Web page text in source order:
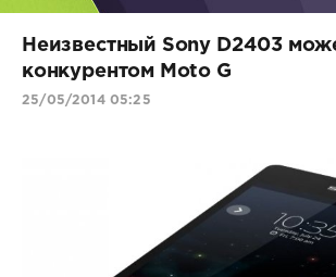
Неизвестный Sony D2403
конкурентом Moto G
25/05/2014 05:25